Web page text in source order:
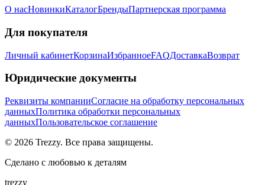
О насНовинкиКаталогБрендыПартнерская программа
Для покупателя
Личный кабинетКорзинаИзбранноеFAQДоставкаВозврат
Юридические документы
Реквизиты компанииСогласие на обработку персональных
данныхПолитика обработки персональных
данныхПользовательское соглашение
© 2026 Trezzy. Все права защищены.
Сделано с любовью к деталям
trezzy